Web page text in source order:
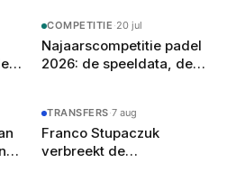
COMPETITIE ·20 jul
Najaarscompetitie padel
2026: de speeldata, de
TRANSFERS·7 aug
Franco Stupaczuk
verbreekt de